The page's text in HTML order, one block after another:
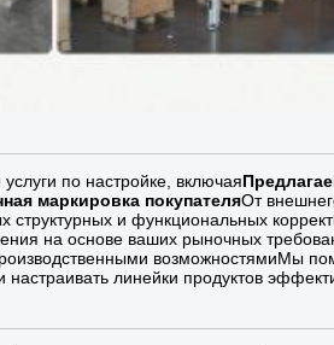
по настройке, включая
маркировка покупателяОт
структурных и функциональных
на основе ваших рыночных
возможностямиМы
линейки продуктов